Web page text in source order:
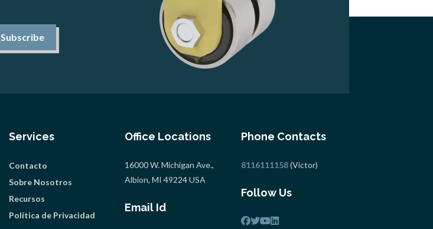
Subscribe
Services
Contacto
Sobre Nosotros
Recursos
Política de Privacidad
Office Locations
16000 W. Michigan Ave.,
Albion, MI 49224 USA
Email Id
Phone Contacts
8116111158(Victor)
Follow Us